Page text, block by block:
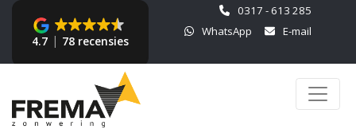
4.7 78 recensies
0317 - 613 285
WhatsApp
E-mail